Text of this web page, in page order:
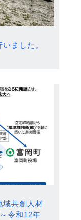
ました。
域共創人材
令和12年